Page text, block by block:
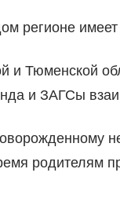
регионе имеет
и Тюменской
и ЗАГСы
родителям